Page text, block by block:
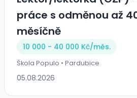
práce s odměnou až
měsíčně
10 000 - 40 000 Kč/měs.
Škola Populo • Pardubice
05.08.2026